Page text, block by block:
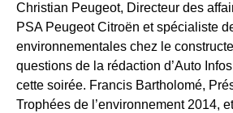
Christian Peugeot, Directeur des
PSA Peugeot Citroën et spécialiste
environnementales chez le
questions de la rédaction d’Auto
cette soirée. Francis Bartholomé,
Trophées de l’environnement 2014,